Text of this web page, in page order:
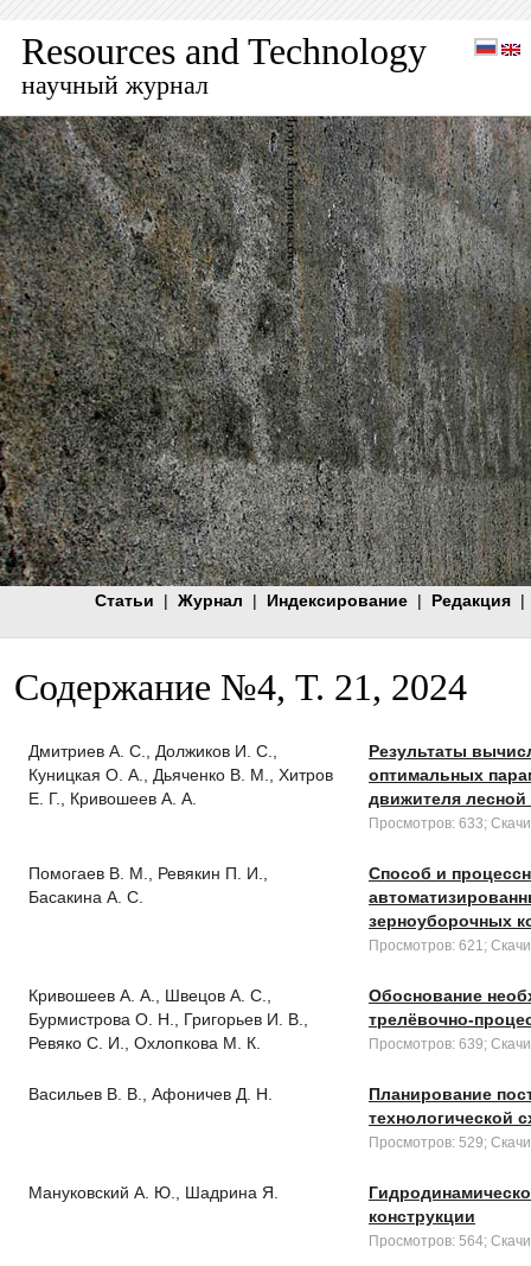
Resources and Technology
научный журнал
Статьи | Журнал | Индексирование | Редакция |
Содержание №4, Т. 21, 2024
Дмитриев А. С., Должиков И. С.,
Куницкая О. А., Дьяченко В. М., Хитров
Е. Г., Кривошеев А. А.
Результаты
оптимальных
движителя
Просмотров: 633;
Помогаев В. М., Ревякин П. И.,
Басакина А. С.
Способ и
зерноуборочных
Просмотров: 621;
Кривошеев А. А., Швецов А. С.,
Бурмистрова О. Н., Григорьев И. В.,
Ревяко С. И., Охлопкова М. К.
Обоснование
трелёвочно-
Просмотров: 639;
Васильев В. В., Афоничев Д. Н.
Планирование
технологической
Просмотров: 529;
Мануковский А. Ю., Шадрина Я.
конструкции
Просмотров: 564;